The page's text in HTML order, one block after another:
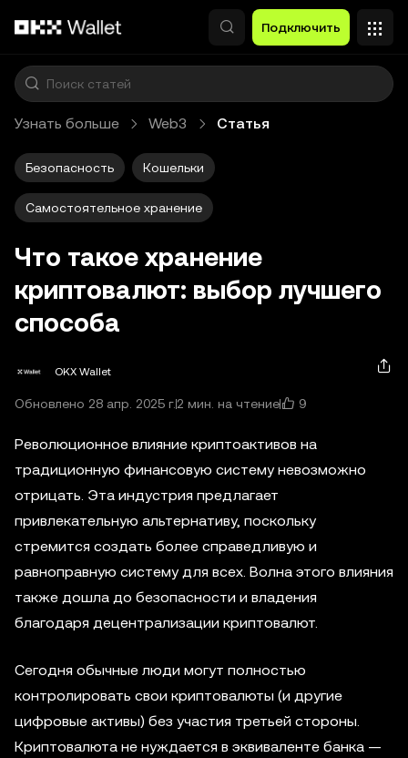
Подключить
Узнать больше Web3 Статья
Безопасность Кошельки
Самостоятельное хранение
Что такое хранение
криптовалют: выбор лучшего
способа
OKX Wallet
Обновлено 28 апр. 2025 г. 2 мин. на чтение 9
Революционное влияние криптоактивов на
традиционную финансовую систему невозможно
отрицать. Эта индустрия предлагает
привлекательную альтернативу, поскольку
стремится создать более справедливую и
равноправную систему для всех. Волна этого влияния
также дошла до безопасности и владения
благодаря децентрализации криптовалют.
Сегодня обычные люди могут полностью
контролировать свои криптовалюты (и другие
цифровые активы) без участия третьей стороны.
Криптовалюта не нуждается в эквиваленте банка —